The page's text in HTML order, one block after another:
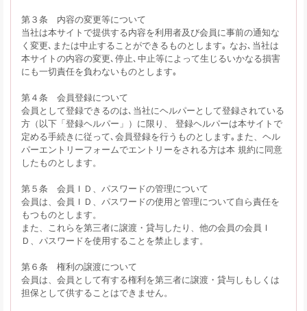
第３条 内容の変更等について
当社は本サイトで提供する内容を利用者及び会員に事前の通知な
く変更､または中止することができるものとします｡ なお､当社は
本サイトの内容の変更､停止､中止等によって生じるいかなる損害
にも一切責任を負わないものとします｡
第４条 会員登録について
会員として登録できるのは､当社にヘルパーとして登録されている
方（以下「登録ヘルパー」）に限り、 登録ヘルパーは本サイトで
定める手続きに従って､会員登録を行うものとします｡また、ヘル
パーエントリーフォームでエントリーをされる方は本 規約に同意
したものとします。
第５条 会員ＩＤ、パスワードの管理について
会員は、会員ＩＤ、パスワードの使用と管理について自ら責任を
もつものとします。
また、これらを第三者に譲渡・貸与したり、他の会員の会員Ｉ
Ｄ、パスワードを使用することを禁止します。
第６条 権利の譲渡について
会員は、会員として有する権利を第三者に譲渡・貸与しもしくは
担保として供することはできません。